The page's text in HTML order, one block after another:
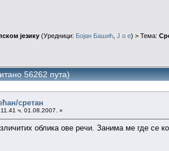
језику (Уредници: Бојан Башић J o e) > Тема:
56262 пута)
сретан
11.41 ч. 01.08.2007. »
облика ове речи. Занима ме где се